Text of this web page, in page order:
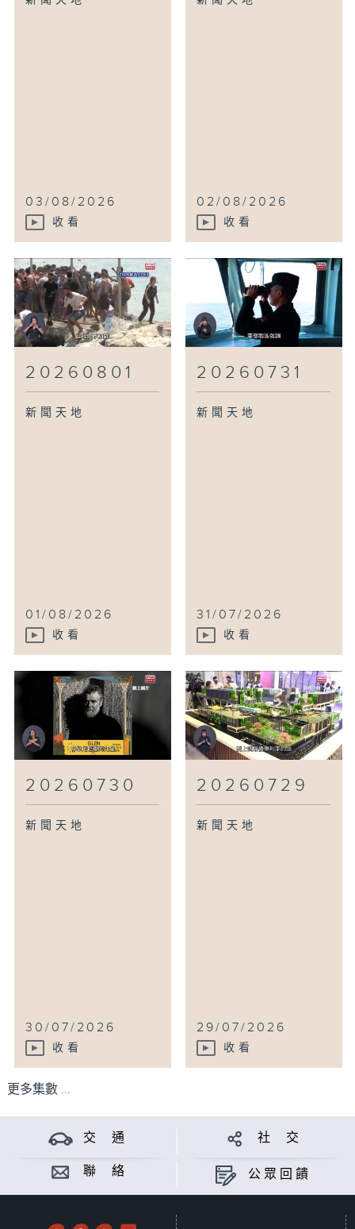
03/08/2026
收看
02/08/2026
收看
20260801
新聞天地
01/08/2026
收看
20260731
新聞天地
31/07/2026
收看
20260730
新聞天地
30/07/2026
收看
20260729
新聞天地
29/07/2026
收看
更多集數 ...
交 通 社 交
聯 絡 公眾回饋